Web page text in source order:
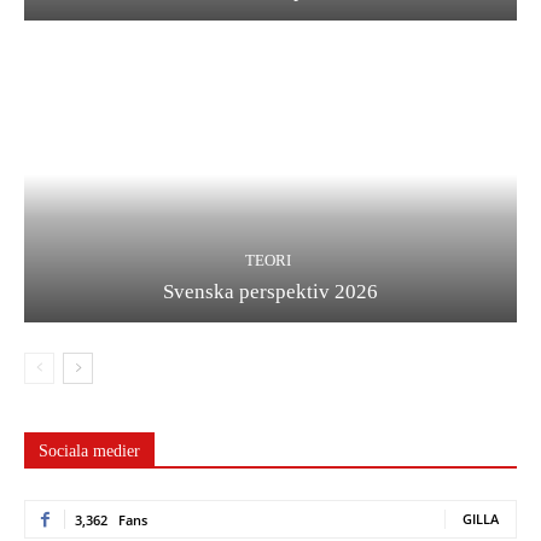
TEORI
Svenska perspektiv 2026
Sociala medier
3,362 Fans GILLA